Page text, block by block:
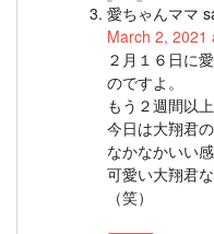
愛ちゃんママ
March 2, 2021
２月１６日に
のですよ。
もう２週間以
今日は大翔君
なかなかいい
可愛い大翔君
（笑）